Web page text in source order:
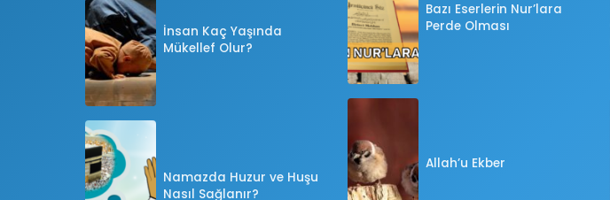
İnsan Kaç Yaşında
Mükellef Olur?
Namazda Huzur ve Huşu
Nasıl Sağlanır?
Bazı Eserlerin Nur’lara
Perde Olması
Allah’u Ekber